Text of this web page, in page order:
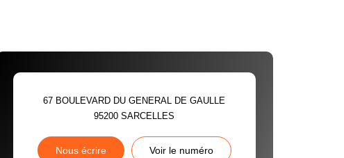
67 BOULEVARD DU GENERAL DE GAULLE
95200SARCELLES
Nous écrire Voir le numéro